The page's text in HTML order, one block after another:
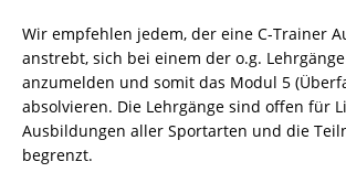
Wir empfehlen jedem, der eine C-Trainer
anstrebt, sich bei einem der o.g.
anzumelden und somit das Modul 5
absolvieren. Die Lehrgänge sind offen für
Ausbildungen aller Sportarten und die
begrenzt.